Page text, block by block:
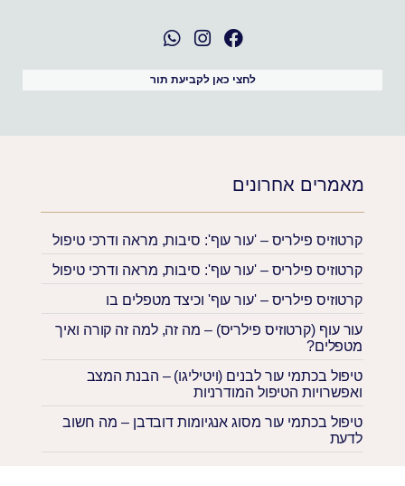
מאמרים אחרונים
קרטוזיס פילריס – 'עור עוף': סיבות, מראה ודרכי טיפול
קרטוזיס פילריס – 'עור עוף': סיבות, מראה ודרכי טיפול
קרטוזיס פילריס – 'עור עוף' וכיצד מטפלים בו
עור עוף (קרטוזיס פילריס) – מה זה, למה זה קורה ואיך
מטפלים?
טיפול בכתמי עור לבנים (ויטיליגו) – הבנת המצב
ואפשרויות הטיפול המודרניות
טיפול בכתמי עור מסוג אנגיומות דובדבן – מה חשוב
לדעת
לחצי כאן לקביעת תור